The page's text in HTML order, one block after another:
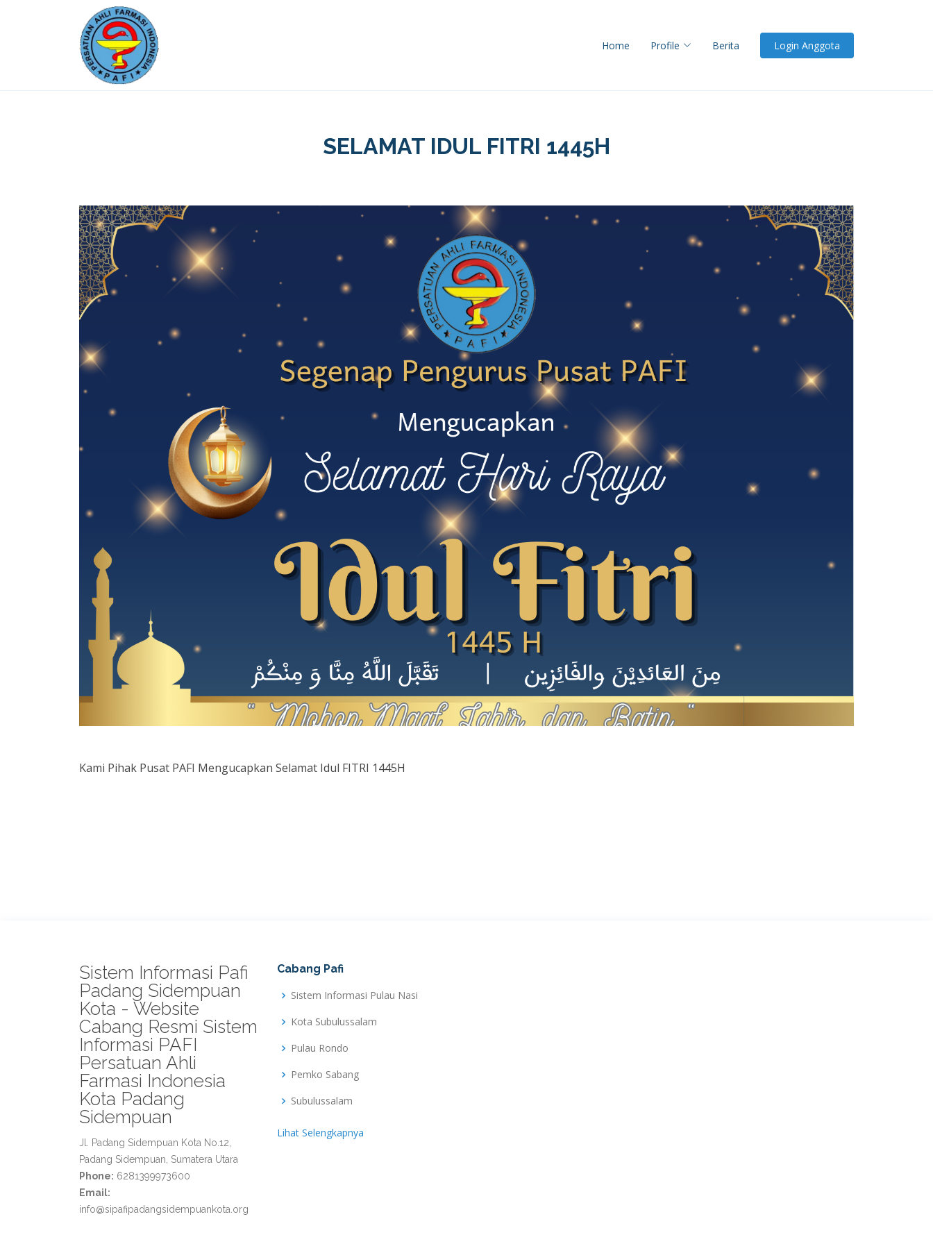
Home Profile Berita Login Anggota
SELAMAT IDUL FITRI 1445H
Kami Pihak Pusat PAFI Mengucapkan Selamat Idul FITRI 1445H
Sistem Informasi Pafi
Padang Sidempuan
Kota - Website
Cabang Resmi Sistem
Informasi PAFI
Persatuan Ahli
Farmasi Indonesia
Kota Padang
Sidempuan
Jl. Padang Sidempuan Kota No.12,
Padang Sidempuan, Sumatera Utara
Phone: 6281399973600
Email:
info@sipafipadangsidempuankota.org
Cabang Pafi
Sistem Informasi Pulau Nasi
Kota Subulussalam
Pulau Rondo
Pemko Sabang
Subulussalam
Lihat Selengkapnya